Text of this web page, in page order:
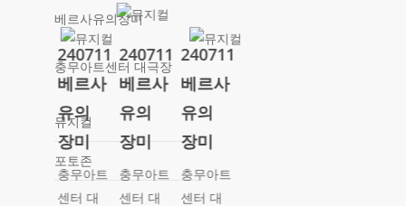
240711
베르사
유의
장미
충무아트
센터 대
240711
베르사
유의
장미
충무아트
센터 대
240711
베르사
유의
장미
충무아트
센터 대
베르사유의장미
충무아트센터 대극장
뮤지컬
포토존